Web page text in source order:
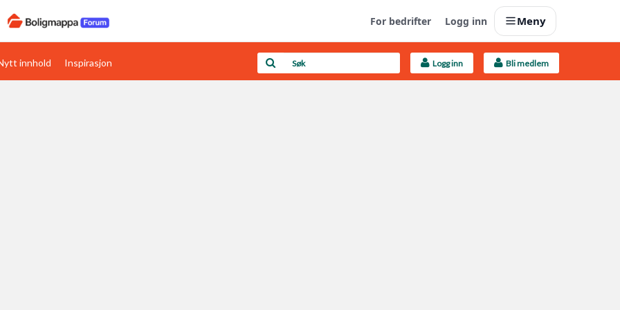
For bedrifter Logg inn Meny
Boligens papirer Last opp selv
innhold Inspirasjon Logg inn Bli medlem